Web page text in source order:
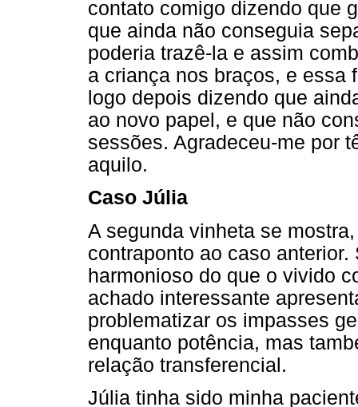
contato comigo dizendo que
que ainda não conseguia
poderia trazê-la e assim
a criança nos braços, e essa
logo depois dizendo que
ao novo papel, e que não
sessões. Agradeceu-me por
aquilo.
Caso Júlia
A segunda vinheta se
contraponto ao caso
harmonioso do que o vivido
achado interessante
problematizar os impasses
enquanto potência, mas
relação transferencial.
Júlia tinha sido minha